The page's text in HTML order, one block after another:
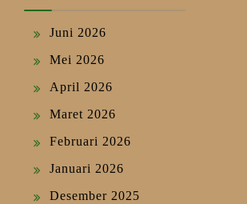
Juni 2026
Mei 2026
April 2026
Maret 2026
Februari 2026
Januari 2026
Desember 2025